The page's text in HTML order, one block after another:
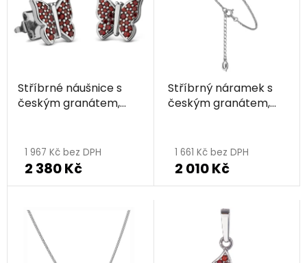
Stříbrné náušnice s
českým granátem,
1 967 Kč bez DPH
2 380 Kč
Stříbrný náramek s
českým granátem,
1 661 Kč bez DPH
2 010 Kč